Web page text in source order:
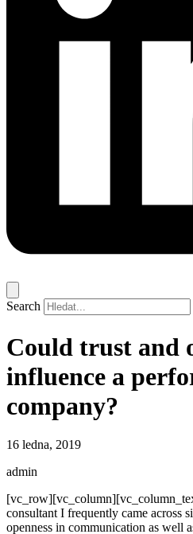
Search
Could trust and
influence a
company?
16 ledna, 2019
admin
consultant I frequently came across
openness in communication as well